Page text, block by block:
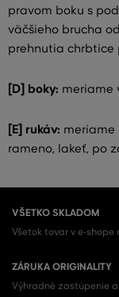
pravom boku s
väčšieho brucha
prehnutia chrbtice
[D] boky: meriame
[E] rukáv: meriame
rameno, lakeť, po
VŠETKO SKLADOM
Všetok tovar v e-shope
ZÁRUKA ORIGINALITY
Výhradné zastúpenie